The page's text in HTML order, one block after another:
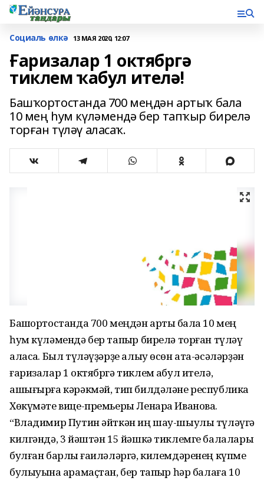
Социаль өлкә 13 МАЯ 2020, 12:07
Ғаризалар 1 октябргә
тиклем ҡабул ителә!
Башҡортостанда 700 меңдән артыҡ бала
10 мең һум күләмендә бер тапҡыр бирелә
торған түләү аласаҡ.
Башҡортостанда 700 меңдән артыҡ бала 10 мең
һум күләмендә бер тапҡыр бирелә торған түләү
аласаҡ. Был түләүҙәрҙе алыу өсөн ата-әсәләрҙән
ғаризалар 1 октябргә тиклем ҡабул ителә,
ашығырға кәрәкмәй, тип билдәләне республика
Хөкүмәте вице-премьеры Ленара Иванова.
“Владимир Путин әйткән иң шау-шыулы түләүгә
килгәндә, 3 йәштән 15 йәшкә тиклемге балалары
булған барлыҡ ғаиләләргә, килемдәренең күпме
булыуына ҡарамаҫтан, бер тапҡыр һәр балаға 10